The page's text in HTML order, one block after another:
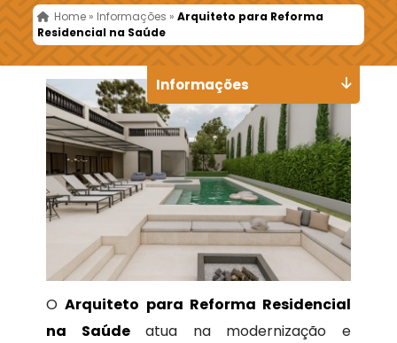
Home » Informações »Arquiteto para Reforma
Residencial na Saúde
OArquiteto para Reforma Residencial
na Saúdeatua na modernização e
Informações